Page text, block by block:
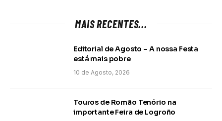
MAIS RECENTES...
Editorial de Agosto – A nossa Festa
está mais pobre
10 de Agosto, 2026
Touros de Romão Tenório na
importante Feira de Logroño